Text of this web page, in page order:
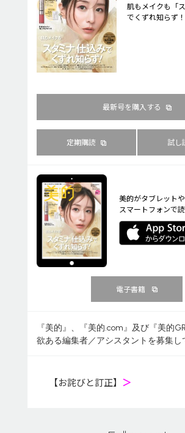
肌もメイクも「
でくずれ知らず！
最新号を購入する
定期購読 試し
美的がタブレットや
スマートフォンで
電子書籍
『美的』、『美的.com』及び『美的
欲ある編集者／アシスタントを募集し
【お詫びと訂正】 ＞